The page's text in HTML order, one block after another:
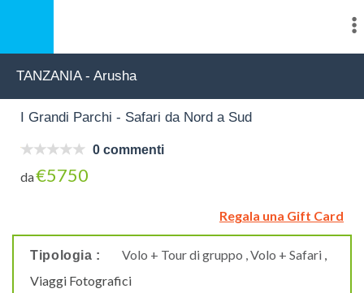
TANZANIA - Arusha
I Grandi Parchi - Safari da Nord a Sud
0 commenti
da€5750
Regala una Gift Card
Tipologia : Volo + Tour di gruppo , Volo + Safari ,
Viaggi Fotografici